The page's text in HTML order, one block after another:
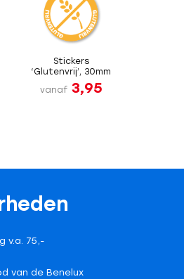
Stickers
‘Glutenvrij’, 30mm
vanaf 3,95
v.a. 75,-
van de Benelux